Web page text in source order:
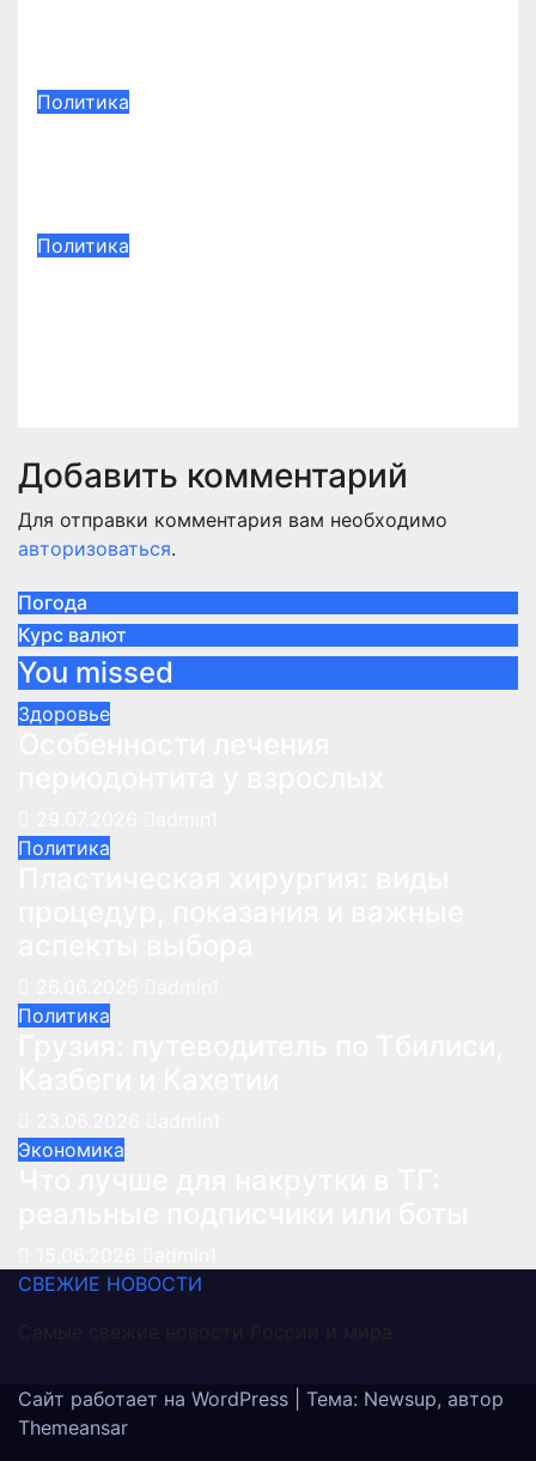
Политика
Политика
Добавить комментарий
Для отправки комментария вам необходимо
авторизоваться.
Погода
Курс валют
You missed
Здоровье
Политика
Политика
Экономика
СВЕЖИЕ НОВОСТИ
Сайт работает на WordPress
Тема: Newsup, автор
Themeansar